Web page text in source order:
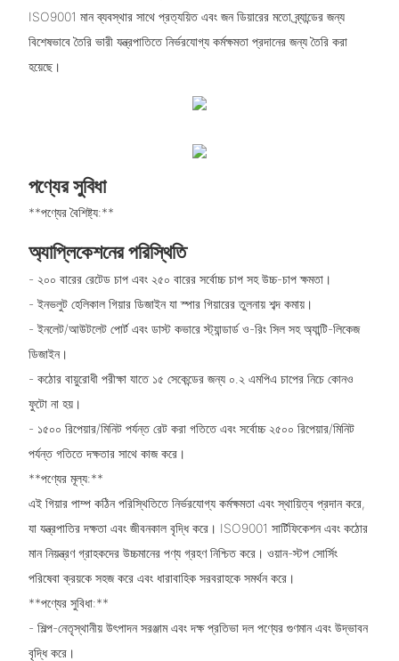
ISO9001 মান ব্যবস্থার সাথে প্রত্যয়িত এবং জন ডিয়ারের মতো ব্র্যান্ডের জন্য
বিশেষভাবে তৈরি ভারী যন্ত্রপাতিতে নির্ভরযোগ্য কর্মক্ষমতা প্রদানের জন্য তৈরি করা
হয়েছে।
পণ্যের সুবিধা
**পণ্যের বৈশিষ্ট্য:**
অ্যাপ্লিকেশনের পরিস্থিতি
- ২০০ বারের রেটেড চাপ এবং ২৫০ বারের সর্বোচ্চ চাপ সহ উচ্চ-চাপ ক্ষমতা।
- ইনভলুট হেলিকাল গিয়ার ডিজাইন যা স্পার গিয়ারের তুলনায় শব্দ কমায়।
- ইনলেট/আউটলেট পোর্ট এবং ডাস্ট কভারে স্ট্যান্ডার্ড ও-রিং সিল সহ অ্যান্টি-লিকেজ
ডিজাইন।
- কঠোর বায়ুরোধী পরীক্ষা যাতে ১৫ সেকেন্ডের জন্য ০.২ এমপিএ চাপের নিচে কোনও
ফুটো না হয়।
- ১৫০০ রিপেয়ার/মিনিট পর্যন্ত রেট করা গতিতে এবং সর্বোচ্চ ২৫০০ রিপেয়ার/মিনিট
পর্যন্ত গতিতে দক্ষতার সাথে কাজ করে।
**পণ্যের মূল্য:**
এই গিয়ার পাম্প কঠিন পরিস্থিতিতে নির্ভরযোগ্য কর্মক্ষমতা এবং স্থায়িত্ব প্রদান করে,
যা যন্ত্রপাতির দক্ষতা এবং জীবনকাল বৃদ্ধি করে। ISO9001 সার্টিফিকেশন এবং কঠোর
মান নিয়ন্ত্রণ গ্রাহকদের উচ্চমানের পণ্য গ্রহণ নিশ্চিত করে। ওয়ান-স্টপ সোর্সিং
পরিষেবা ক্রয়কে সহজ করে এবং ধারাবাহিক সরবরাহকে সমর্থন করে।
**পণ্যের সুবিধা:**
- শিল্প-নেতৃস্থানীয় উৎপাদন সরঞ্জাম এবং দক্ষ প্রতিভা দল পণ্যের গুণমান এবং উদ্ভাবন
বৃদ্ধি করে।